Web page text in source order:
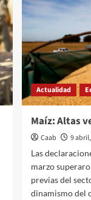
Actualidad
Maíz: Altas
Caab 9
Las
marzo
previas del
dinamismo del